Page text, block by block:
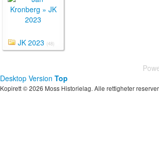
JK 2023 (48)
Desktop Version Top
Kopirett © 2026 Moss Historielag. Alle rettigheter